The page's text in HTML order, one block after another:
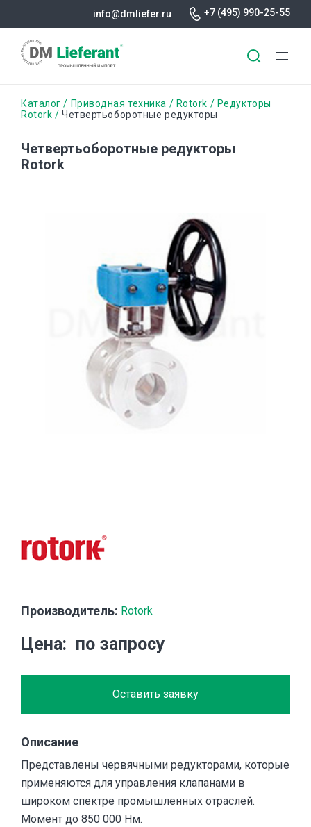
содержанию
info@dmliefer.ru +7 (495) 990-25-55
Строка
Каталог Приводная техника Rotork
Редукторы
Rotork
Четвертьоборотные редукторы
Четвертьоборотные редукторы
Rotork
Производитель: Rotork
Цена по запросу
Оставить заявку
Описание
Представлены червячными редукторами, которые
применяются для управления клапанами в
широком спектре промышленных отраслей.
Момент до 850 000 Нм.